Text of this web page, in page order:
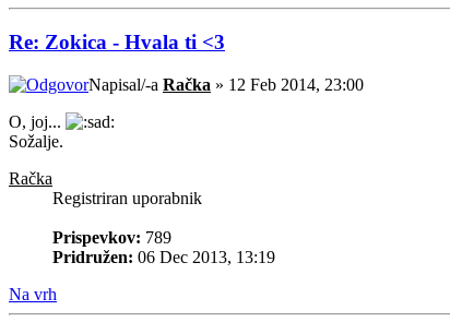
Re: Zokica - Hvala ti <3
Napisal/-a Račka » 12 Feb 2014, 23:00
O, joj...
Sožalje.
Račka
Registriran uporabnik
Prispevkov: 789
Pridružen: 06 Dec 2013, 13:19
Na vrh